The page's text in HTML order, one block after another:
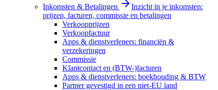
Inkomsten & Betalingen
Inzicht in je inkomsten:
prijzen, facturen, commissie en betalingen
Verkoopprijzen
Verkoopfactuur
Apps & dienstverleners: financiën &
verzekeringen
Commissie
Klantcontact en (BTW-)facturen
Apps & dienstverleners: boekhouding & BTW
Partner gevestigd in een niet-EU land